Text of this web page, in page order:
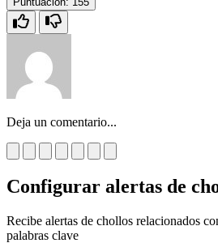
Deja un comentario...
Configurar alertas de
Recibe alertas de chollos relacionados
palabras clave